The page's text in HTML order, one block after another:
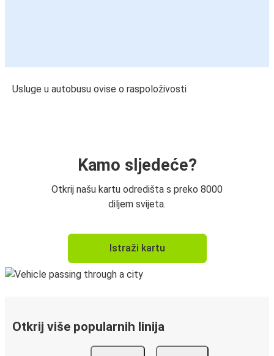
Usluge u autobusu ovise o raspoloživosti
Kamo sljedeće?
Otkrij našu kartu odredišta s preko 8000
diljem svijeta.
Istraži kartu
Otkrij više popularnih linija